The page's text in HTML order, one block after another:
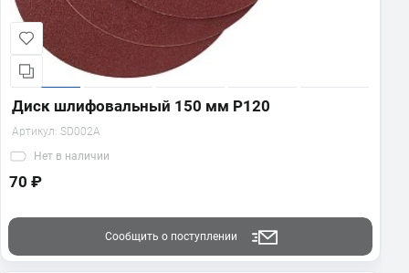
Диск шлифовальный 150 мм Р120
Артикул: SD002A
Нет в наличии
70 ₽
Сообщить о поступлении